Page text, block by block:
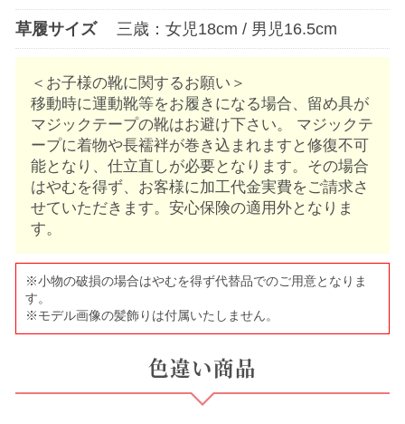
草履サイズ 三歳：女児18cm / 男児16.5cm
＜お子様の靴に関するお願い＞
移動時に運動靴等をお履きになる場合、留め具が
マジックテープの靴はお避け下さい。 マジックテ
ープに着物や長襦袢が巻き込まれますと修復不可
能となり、仕立直しが必要となります。その場合
はやむを得ず、お客様に加工代金実費をご請求さ
せていただきます。安心保険の適用外となりま
す。
※小物の破損の場合はやむを得ず代替品でのご用意となりま
す。
※モデル画像の髪飾りは付属いたしません。
色違い商品